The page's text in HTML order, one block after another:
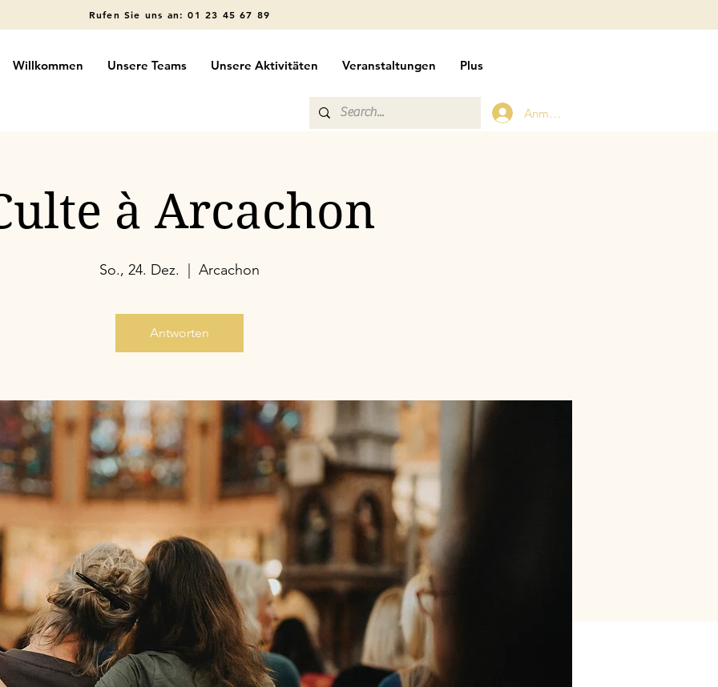
Rufen Sie uns an: 01 23 45 67 89
Willkommen Unsere Teams Unsere Aktivitäten Veranstaltungen Plus
Anmelden
à Arcachon
So., 24. Dez. Arcachon
Antworten